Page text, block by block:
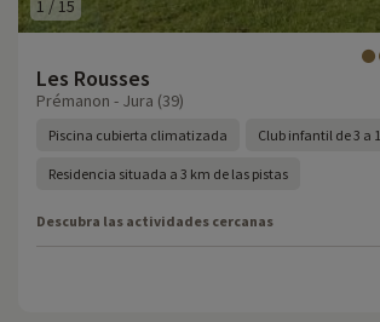
1 / 15
Les Rousses
Prémanon - Jura (39)
Piscina cubierta climatizada Club infantil de 3 a
Residencia situada a 3 km de las pistas
Descubra las actividades cercanas